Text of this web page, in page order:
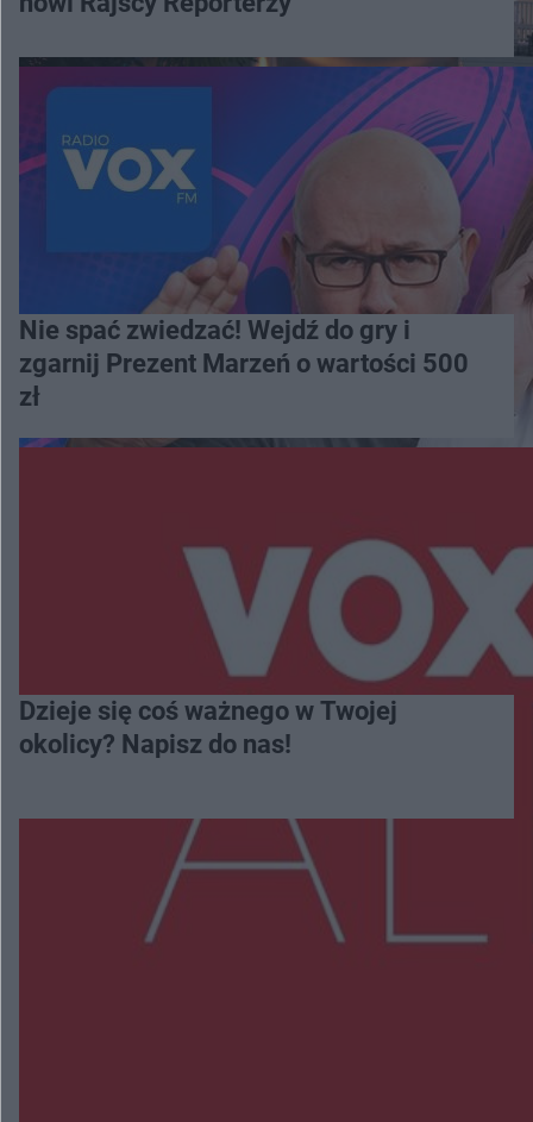
Nie spać zwiedzać! Wejdź do gry i
zgarnij Prezent Marzeń o wartości 500
zł
Dzieje się coś ważnego w Twojej
okolicy? Napisz do nas!
Więcej